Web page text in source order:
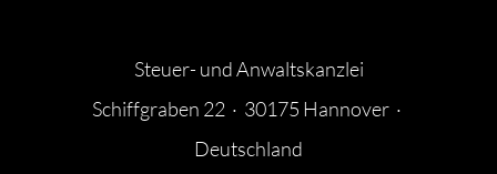
Steuer- und Anwaltskanzlei
Schiffgraben 22 · 30175 Hannover ·
Deutschland